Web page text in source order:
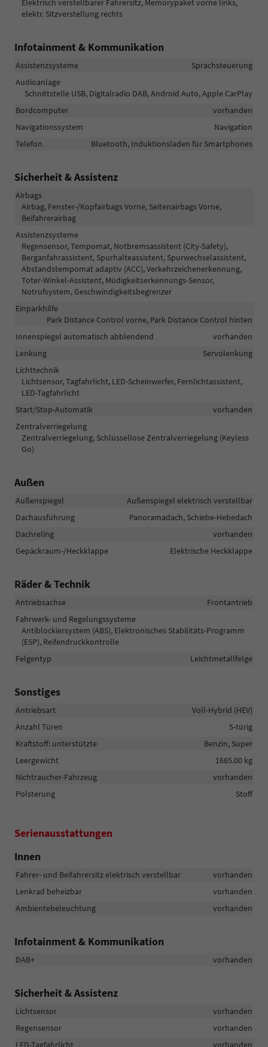
Elektrisch verstellbarer Fahrersitz, Memorypaket vorne links,
elektr. Sitzverstellung rechts
Infotainment & Kommunikation
Assistenzsysteme
Sprachsteuerung
Audioanlage
Schnittstelle USB, Digitalradio DAB, Android Auto, Apple CarPlay
Bordcomputer
vorhanden
Navigationssystem
Navigation
Telefon
Bluetooth, Induktionsladen für Smartphones
Sicherheit & Assistenz
Airbags
Airbag, Fenster-/Kopfairbags Vorne, Seitenairbags Vorne,
Beifahrerairbag
Assistenzsysteme
Regensensor, Tempomat, Notbremsassistent (City-Safety),
Berganfahrassistent, Spurhalteassistent, Spurwechselassistent,
Abstandstempomat adaptiv (ACC), Verkehrzeichenerkennung,
Toter-Winkel-Assistent, Müdigkeitserkennungs-Sensor,
Notrufsystem, Geschwindigkeitsbegrenzer
Einparkhilfe
Park Distance Control vorne, Park Distance Control hinten
Innenspiegel automatisch abblendend
vorhanden
Lenkung
Servolenkung
Lichttechnik
Lichtsensor, Tagfahrlicht, LED-Scheinwerfer, Fernlichtassistent,
LED-Tagfahrlicht
Start/Stop-Automatik
vorhanden
Zentralverriegelung
Zentralverriegelung, Schlüssellose Zentralverriegelung (Keyless
Go)
Außen
Außenspiegel
Außenspiegel elektrisch verstellbar
Dachausführung
Panoramadach, Schiebe-Hebedach
Dachreling
vorhanden
Gepäckraum-/Heckklappe
Elektrische Heckklappe
Räder & Technik
Antriebsachse
Frontantrieb
Fahrwerk- und Regelungssysteme
Antiblockiersystem (ABS), Elektronisches Stabilitäts-Programm
(ESP), Reifendruckkontrolle
Felgentyp
Leichtmetallfelge
Sonstiges
Antriebsart
Voll-Hybrid (HEV)
Anzahl Türen
5-türig
Kraftstoff: unterstützte
Benzin, Super
Leergewicht
1665.00 kg
Nichtraucher-Fahrzeug
vorhanden
Polsterung
Stoff
Serienausstattungen
Innen
Fahrer- und Beifahrersitz elektrisch verstellbar
vorhanden
Lenkrad beheizbar
vorhanden
Ambientebeleuchtung
vorhanden
Infotainment & Kommunikation
DAB+ vorhanden
Sicherheit & Assistenz
Lichtsensor
vorhanden
Regensensor
vorhanden
LED-Tagfahrlicht
vorhanden